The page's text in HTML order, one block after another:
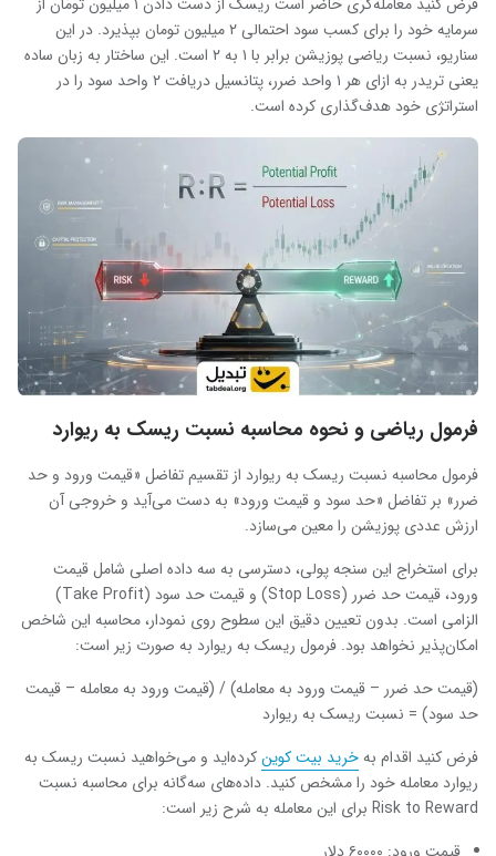
سرمایه خود را برای کسب سود احتمالی ۲ میلیون تومان بپذیرد. در این
سناریو، نسبت ریاضی پوزیشن برابر با ۱ به ۲ است. این ساختار به زبان ساده
یعنی تریدر به ازای هر ۱ واحد ضرر، پتانسیل دریافت ۲ واحد سود را در
استراتژی خود هدف‌گذاری کرده است.
فرمول ریاضی و نحوه محاسبه نسبت ریسک به ریوارد
فرمول محاسبه نسبت ریسک به ریوارد از تقسیم تفاضل «قیمت ورود و حد
ضرر» بر تفاضل «حد سود و قیمت ورود» به دست می‌آید و خروجی آن
ارزش عددی پوزیشن را معین می‌سازد.
برای استخراج این سنجه پولی، دسترسی به سه داده اصلی شامل قیمت
ورود، قیمت حد ضرر (Stop Loss) و قیمت حد سود (Take Profit)
الزامی است. بدون تعیین دقیق این سطوح روی نمودار، محاسبه این شاخص
امکان‌پذیر نخواهد بود. فرمول ریسک به ریوارد به صورت زیر است:‌
(قیمت حد ضرر – قیمت ورود به معامله) / (قیمت ورود به معامله – قیمت
حد سود) = نسبت ریسک به ریوارد
فرض کنید اقدام بهخرید بیت کوینکرده‌اید و می‌خواهید نسبت ریسک به
ریوارد معامله خود را مشخص کنید. داده‌های سه‌گانه برای محاسبه نسبت
Risk to Reward برای این معامله به شرح زیر است: